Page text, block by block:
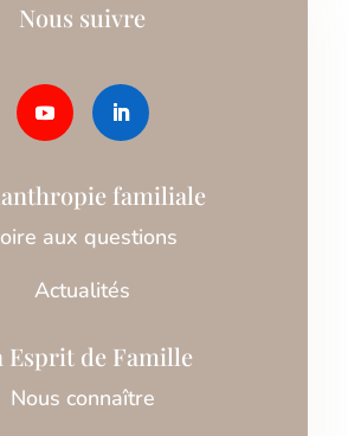
Nous suivre
familiale
aux questions
Actualités
Esprit de Famille
Nous connaître